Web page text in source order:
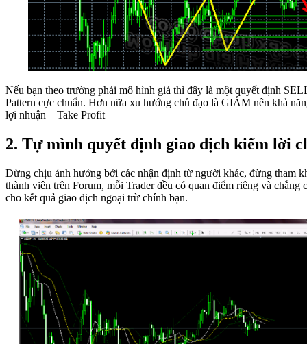
Nếu bạn theo trường phái mô hình giá thì đây là một quyết định
Pattern cực chuẩn. Hơn nữa xu hướng chủ đạo là GIẢM nên khả
lợi nhuận – Take Profit
2. Tự mình quyết định giao dịch kiếm lời
Đừng chịu ảnh hưởng bởi các nhận định từ người khác, đừng tham
thành viên trên Forum, mỗi Trader đều có quan điểm riêng và chẳng
cho kết quả giao dịch ngoại trừ chính bạn.